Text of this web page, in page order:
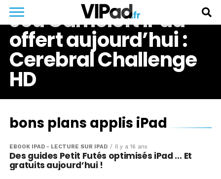
Jeu Gameloft iPad
offert aujourd’hui :
Cerebral Challenge
HD
bons plans applis iPad
EBOOK IPAD - LECTURE SUR IPAD Il y a 16 ans
Des guides Petit Futés optimisés iPad … Et
gratuits aujourd’hui !